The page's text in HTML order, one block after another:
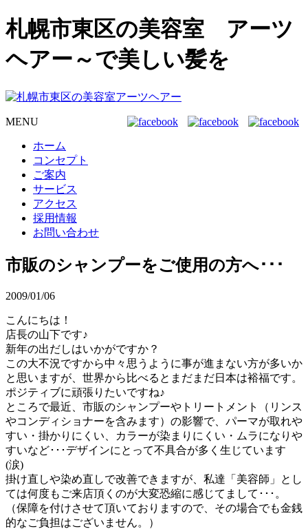
札幌市東区の美容室 アーツ
ヘアー～で美しい髪を
MENU
ホーム
コンセプト
ご案内
サービス
アクセス
採用情報
お問い合わせ
市販のシャンプーをご使用の方へ･･･
2009/01/06
こんにちは！
店長の山下です♪
新年の出だしはいかがですか？
この大不況ですから中々思うように事が進まない方が多いか
と思いますが、世界から比べるとまだまだ日本は裕福です。
ポジティブに頑張りたいですね♪
ところで最近、市販のシャンプーやトリートメント（リンス
やコンディショナーを含みます）の影響で、パーマが取れや
すい・掛かりにくい、カラーが染まりにくい・ムラになりや
すいなど･･･デザインにとって不具合が多く生じています
(涙)
掛け直しや染め直しで改善できますが、私達「美容師」とし
ては何度もご来店頂くのが大変恐縮に感じてまして･･･。
（保障を付けさせて頂いておりますので、その場合でも金銭
的なご負担はございません。）